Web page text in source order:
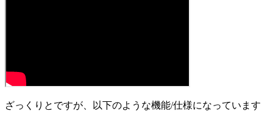
ざっくりとですが、以下のような機能/仕様になっています